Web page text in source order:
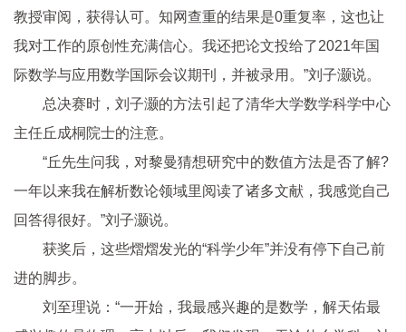
教授审阅，获得认可。知网查重的结果是0重复率，这也让
我对工作的原创性充满信心。我还把论文投给了2021年国
际数学与应用数学国际会议期刊，并被录用。”刘子灏说。
总决赛时，刘子灏的方法引起了清华大学数学科学中心
主任丘成桐院士的注意。
“丘先生问我，对黎曼猜想研究中的数值方法是否了解?
一年以来我在解析数论领域里阅读了诸多文献，我感觉自己
回答得很好。”刘子灏说。
获奖后，这些熠熠发光的“科学少年”并没有停下自己前
进的脚步。
刘至理说：“一开始，我最感兴趣的是数学，解天佑最